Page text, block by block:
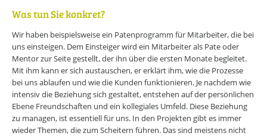
Was tun Sie konkret?
Wir haben beispielsweise ein Patenprogramm für Mitarbeiter, die bei
uns einsteigen. Dem Einsteiger wird ein Mitarbeiter als Pate oder
Mentor zur Seite gestellt, der ihn über die ersten Monate begleitet.
Mit ihm kann er sich austauschen, er erklärt ihm, wie die Prozesse
bei uns ablaufen und wie die Kunden funktionieren. Je nachdem wie
intensiv die Beziehung sich gestaltet, entstehen auf der persönlichen
Ebene Freundschaften und ein kollegiales Umfeld. Diese Beziehung
zu managen, ist essentiell für uns. In den Projekten gibt es immer
wieder Themen, die zum Scheitern führen. Das sind meistens nicht